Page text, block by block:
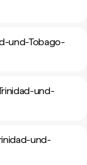
und-Tobago-
und-
und-